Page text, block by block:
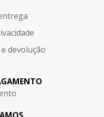
devolução